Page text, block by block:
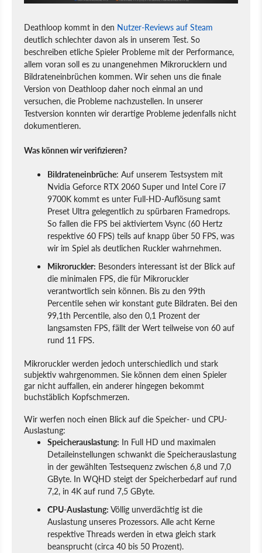
Deathloop kommt in den Nutzer-Reviews auf Steam
deutlich schlechter davon als in unserem Test. So
beschreiben etliche Spieler Probleme mit der Performance,
allem voran soll es zu unangenehmen Mikrorucklern und
Bildrateneinbrüchen kommen. Wir sehen uns die finale
Version von Deathloop daher noch einmal an und
versuchen, die Probleme nachzustellen. In unserer
Testversion konnten wir derartige Probleme jedenfalls nicht
dokumentieren.
Was können wir verifizieren?
Bildrateneinbrüche: Auf unserem Testsystem mit
Nvidia Geforce RTX 2060 Super und Intel Core i7
9700K kommt es unter Full-HD-Auflösung samt
Preset Ultra gelegentlich zu spürbaren Framedrops.
So fallen die FPS bei aktiviertem Vsync (60 Hertz
respektive 60 FPS) teils auf knapp über 50 FPS, was
wir im Spiel als deutlichen Ruckler wahrnehmen.
Mikroruckler: Besonders interessant ist der Blick auf
die minimalen FPS, die für Mikroruckler
verantwortlich sein können. Bis zu den 99th
Percentile sehen wir konstant gute Bildraten. Bei den
99,1th Percentile, also den 0,1 Prozent der
langsamsten FPS, fällt der Wert teilweise von 60 auf
rund 11 FPS.
Mikroruckler werden jedoch unterschiedlich und stark
subjektiv wahrgenommen. Sie können dem einen Spieler
gar nicht auffallen, ein anderer hingegen bekommt
buchstäblich Kopfschmerzen.
Wir werfen noch einen Blick auf die Speicher- und CPU-
Auslastung:
Speicherauslastung: In Full HD und maximalen
Detaileinstellungen schwankt die Speicherauslastung
in der gewählten Testsequenz zwischen 6,8 und 7,0
GByte. In WQHD steigt der Speicherbedarf auf rund
7,2, in 4K auf rund 7,5 GByte.
CPU-Auslastung: Völlig unverdächtig ist die
Auslastung unseres Prozessors. Alle acht Kerne
respektive Threads werden in etwa gleich stark
beansprucht (circa 40 bis 50 Prozent).